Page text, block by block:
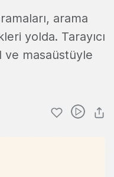
arama
yolda. Tarayıcı
ve masaüstüyle